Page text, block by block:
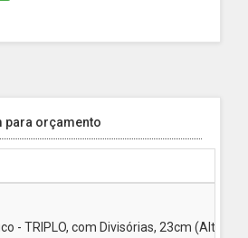
para orçamento
- TRIPLO, com Divisórias, 23cm (Altura